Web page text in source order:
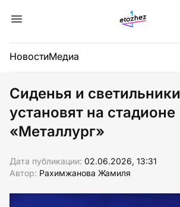
НовостиМедиа
Сиденья и светильники
установят на стадионе
«Металлург»
Дата публикации: 02.06.2026, 13:31
Автор: Рахимжанова Жамиля